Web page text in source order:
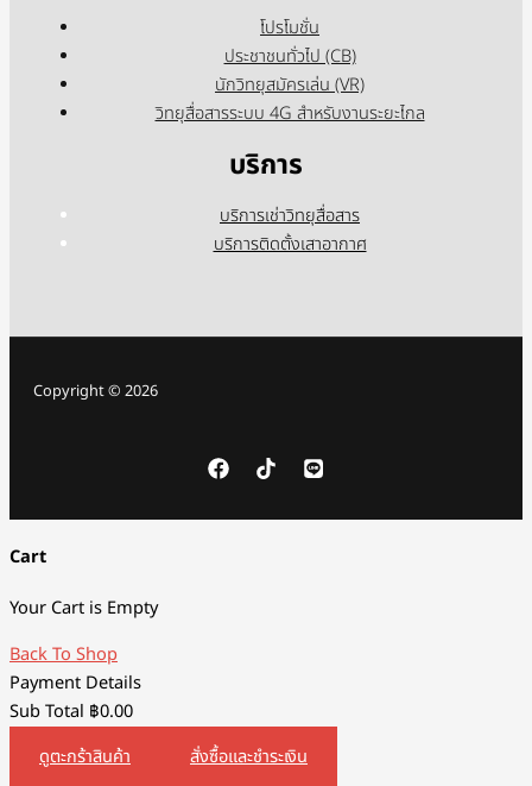
โปรโมชั่น
ประชาชนทั่วไป (CB)
นักวิทยุสมัครเล่น (VR)
วิทยุสื่อสารระบบ 4G สำหรับงานระยะไกล
บริการ
บริการเช่าวิทยุสื่อสาร
บริการติดตั้งเสาอากาศ
Copyright © 2026
Cart
Your Cart is Empty
Back To Shop
Payment Details
Sub Total ฿0.00
ดูตะกร้าสินค้า
สั่งซื้อและชำระเงิน